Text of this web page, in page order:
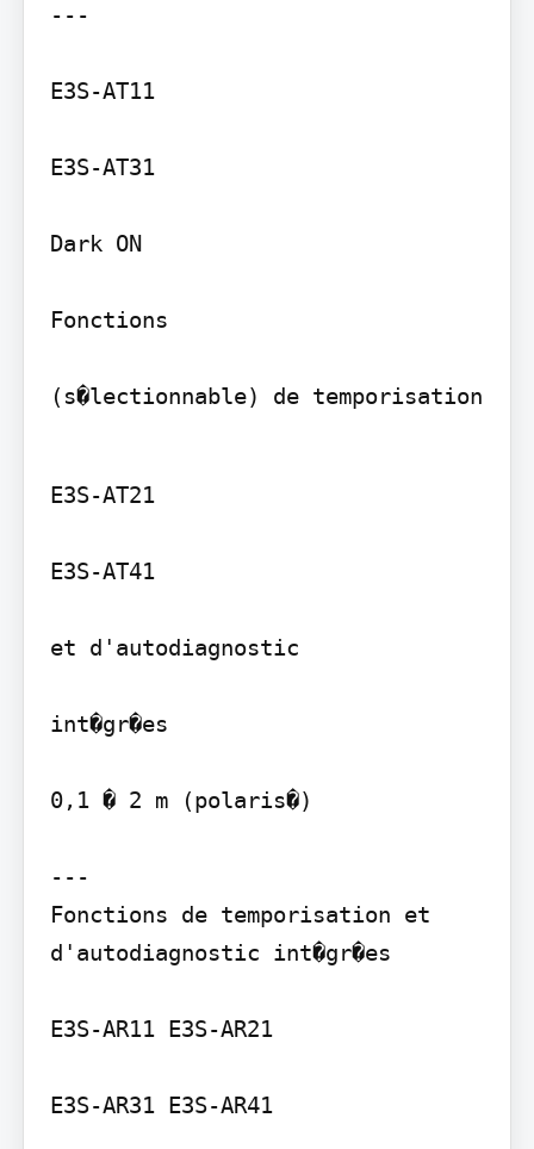
---
E3S-AT11
E3S-AT31
Dark ON
Fonctions
(s�lectionnable) de temporisation
E3S-AT21
E3S-AT41
et d'autodiagnostic
int�gr�es
0,1 � 2 m (polaris�)
---
Fonctions de temporisation et
d'autodiagnostic int�gr�es
E3S-AR11 E3S-AR21
E3S-AR31 E3S-AR41